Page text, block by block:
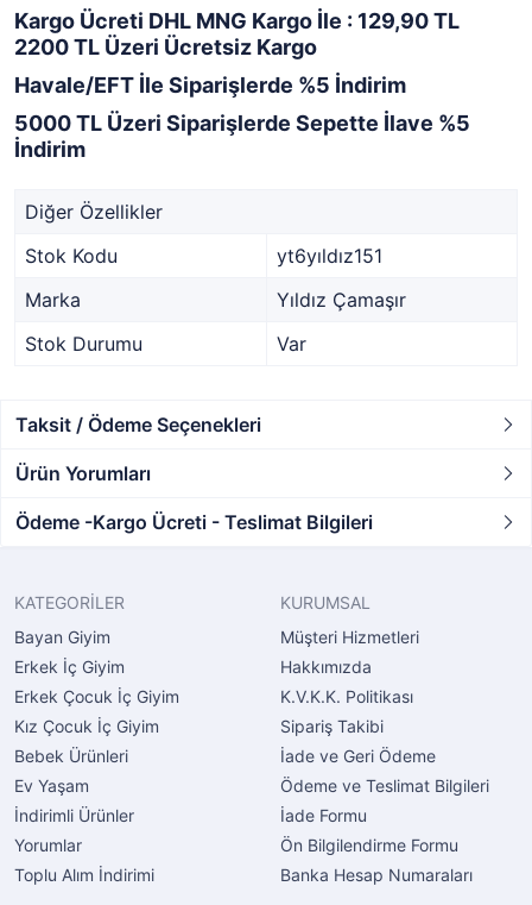
Kargo Ücreti DHL MNG Kargo İle : 129,90 TL
2200 TL Üzeri Ücretsiz Kargo
Havale/EFT İle Siparişlerde %5 İndirim
5000 TL Üzeri Siparişlerde Sepette İlave %5
İndirim
Diğer Özellikler
Stok Kodu
yt6yıldız151
Marka
Yıldız Çamaşır
Stok Durumu
Var
Taksit / Ödeme Seçenekleri
Ürün Yorumları
Ödeme -Kargo Ücreti - Teslimat Bilgileri
KATEGORİLER
Bayan Giyim
Erkek İç Giyim
Erkek Çocuk İç Giyim
Kız Çocuk İç Giyim
Bebek Ürünleri
Ev Yaşam
İndirimli Ürünler
Yorumlar
Toplu Alım İndirimi
KURUMSAL
Müşteri Hizmetleri
Hakkımızda
K.V.K.K. Politikası
Sipariş Takibi
İade ve Geri Ödeme
Ödeme ve Teslimat Bilgileri
İade Formu
Ön Bilgilendirme Formu
Banka Hesap Numaraları